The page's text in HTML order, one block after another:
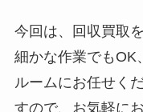
今回は、回収買取
細かな作業でもOK
ルームにお任せく
すので、お気軽に